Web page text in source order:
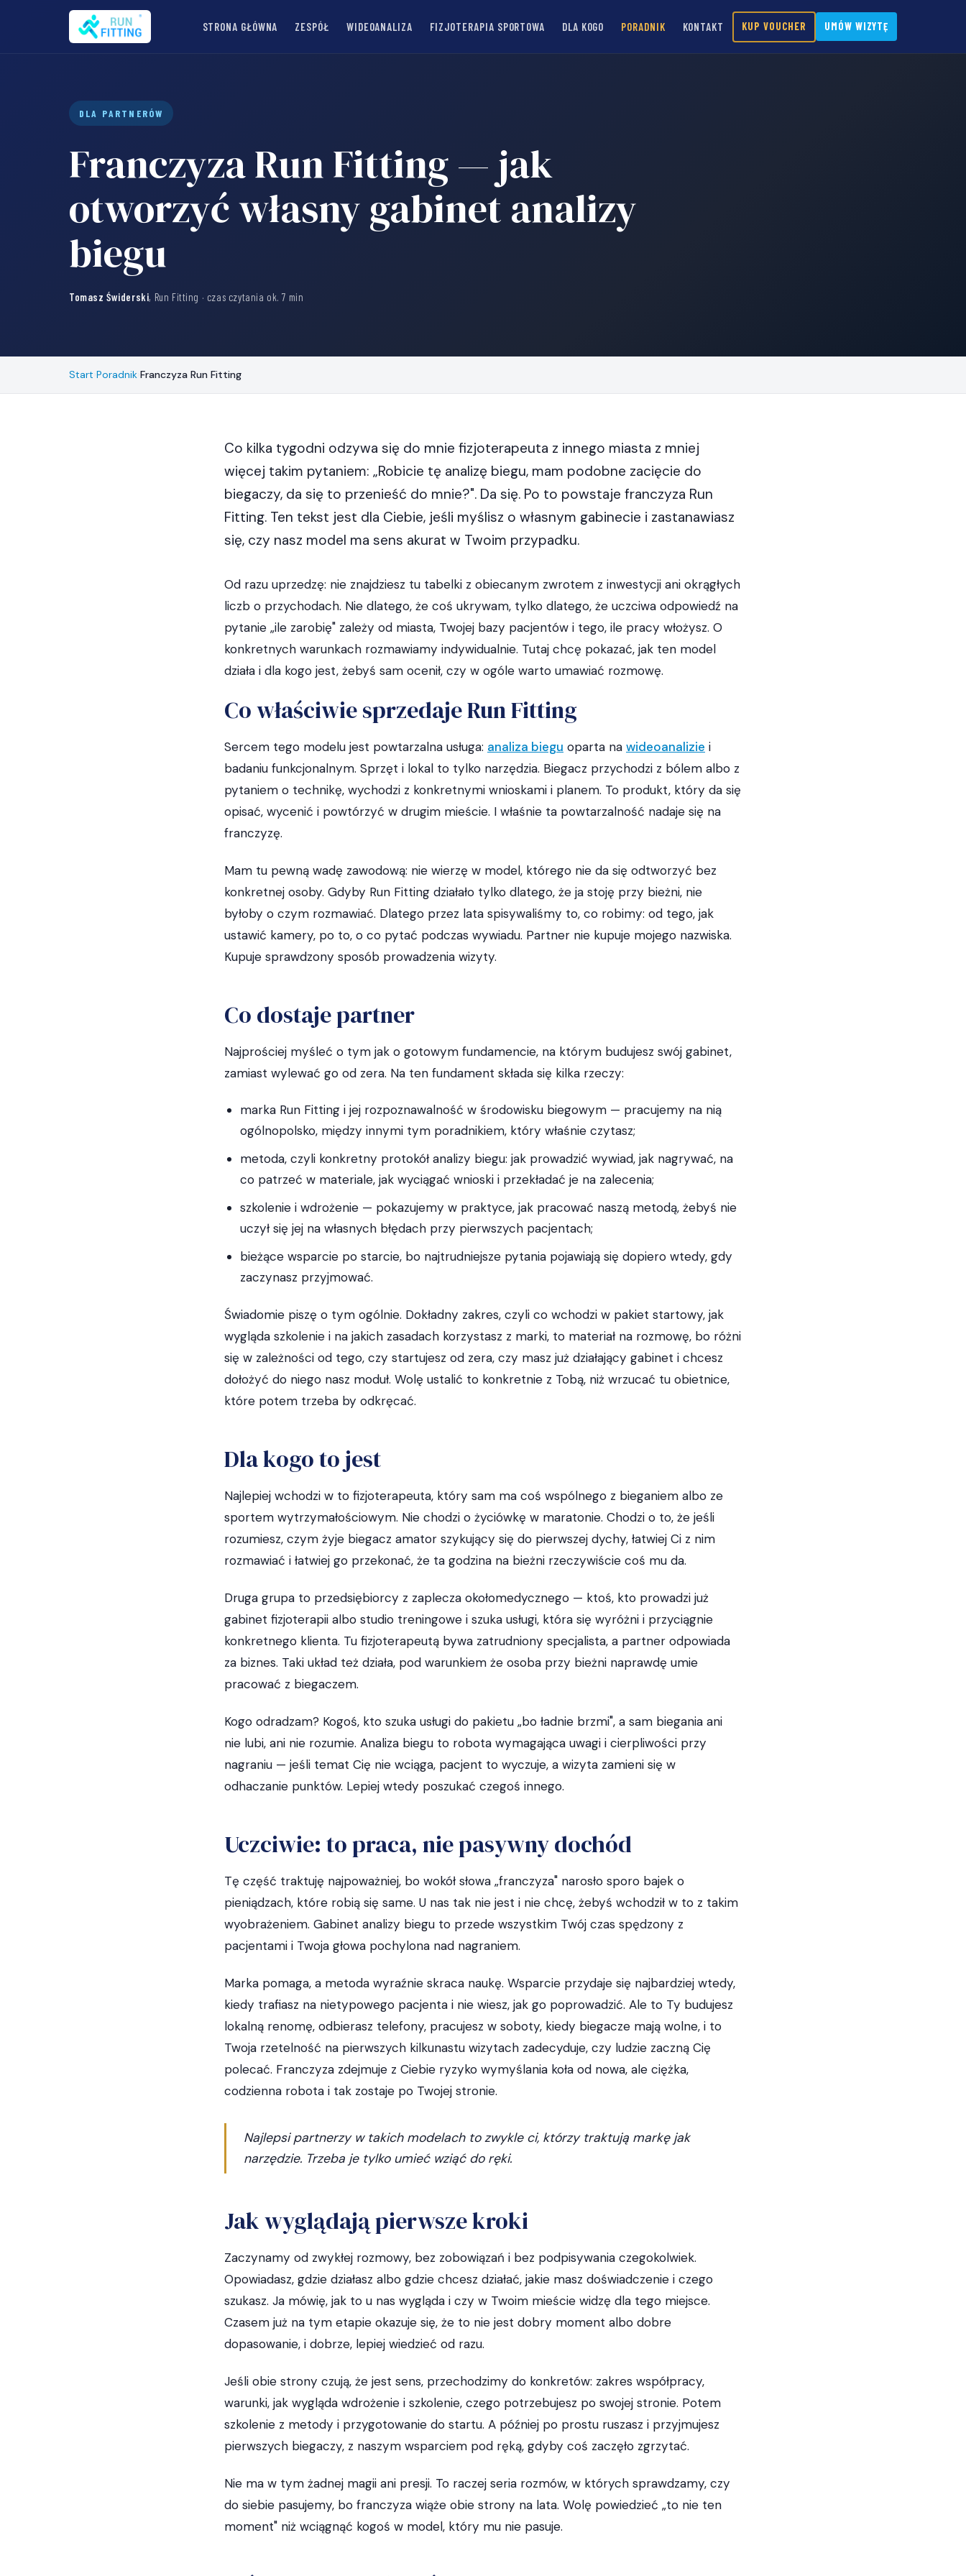
STRONA GŁÓWNA ZESPÓŁ WIDEOANALIZA FIZJOTERAPIA SPORTOWA DLA KOGO PORADNIK KONTAKT KUP VOUCHER UMÓW WIZYTĘ
DLA PARTNERÓW
Franczyza Run Fitting — jak
otworzyć własny gabinet analizy
biegu
Tomasz Świderski, Run Fitting · czas czytania ok. 7 min
Start Poradnik Franczyza Run Fitting
Co kilka tygodni odzywa się do mnie fizjoterapeuta z innego miasta z mniej
więcej takim pytaniem: „Robicie tę analizę biegu, mam podobne zacięcie do
biegaczy, da się to przenieść do mnie?". Da się. Po to powstaje franczyza Run
Fitting. Ten tekst jest dla Ciebie, jeśli myślisz o własnym gabinecie i zastanawiasz
się, czy nasz model ma sens akurat w Twoim przypadku.
Od razu uprzedzę: nie znajdziesz tu tabelki z obiecanym zwrotem z inwestycji ani okrągłych
liczb o przychodach. Nie dlatego, że coś ukrywam, tylko dlatego, że uczciwa odpowiedź na
pytanie „ile zarobię" zależy od miasta, Twojej bazy pacjentów i tego, ile pracy włożysz. O
konkretnych warunkach rozmawiamy indywidualnie. Tutaj chcę pokazać, jak ten model
działa i dla kogo jest, żebyś sam ocenił, czy w ogóle warto umawiać rozmowę.
Co właściwie sprzedaje Run Fitting
Sercem tego modelu jest powtarzalna usługa: analiza biegu oparta na wideoanalizie i
badaniu funkcjonalnym. Sprzęt i lokal to tylko narzędzia. Biegacz przychodzi z bólem albo z
pytaniem o technikę, wychodzi z konkretnymi wnioskami i planem. To produkt, który da się
opisać, wycenić i powtórzyć w drugim mieście. I właśnie ta powtarzalność nadaje się na
franczyzę.
Mam tu pewną wadę zawodową: nie wierzę w model, którego nie da się odtworzyć bez
konkretnej osoby. Gdyby Run Fitting działało tylko dlatego, że ja stoję przy bieżni, nie
byłoby o czym rozmawiać. Dlatego przez lata spisywaliśmy to, co robimy: od tego, jak
ustawić kamery, po to, o co pytać podczas wywiadu. Partner nie kupuje mojego nazwiska.
Kupuje sprawdzony sposób prowadzenia wizyty.
Co dostaje partner
Najprościej myśleć o tym jak o gotowym fundamencie, na którym budujesz swój gabinet,
zamiast wylewać go od zera. Na ten fundament składa się kilka rzeczy:
marka Run Fitting i jej rozpoznawalność w środowisku biegowym — pracujemy na nią
ogólnopolsko, między innymi tym poradnikiem, który właśnie czytasz;
metoda, czyli konkretny protokół analizy biegu: jak prowadzić wywiad, jak nagrywać, na
co patrzeć w materiale, jak wyciągać wnioski i przekładać je na zalecenia;
szkolenie i wdrożenie — pokazujemy w praktyce, jak pracować naszą metodą, żebyś nie
uczył się jej na własnych błędach przy pierwszych pacjentach;
bieżące wsparcie po starcie, bo najtrudniejsze pytania pojawiają się dopiero wtedy, gdy
zaczynasz przyjmować.
Świadomie piszę o tym ogólnie. Dokładny zakres, czyli co wchodzi w pakiet startowy, jak
wygląda szkolenie i na jakich zasadach korzystasz z marki, to materiał na rozmowę, bo różni
się w zależności od tego, czy startujesz od zera, czy masz już działający gabinet i chcesz
dołożyć do niego nasz moduł. Wolę ustalić to konkretnie z Tobą, niż wrzucać tu obietnice,
które potem trzeba by odkręcać.
Dla kogo to jest
Najlepiej wchodzi w to fizjoterapeuta, który sam ma coś wspólnego z bieganiem albo ze
sportem wytrzymałościowym. Nie chodzi o życiówkę w maratonie. Chodzi o to, że jeśli
rozumiesz, czym żyje biegacz amator szykujący się do pierwszej dychy, łatwiej Ci z nim
rozmawiać i łatwiej go przekonać, że ta godzina na bieżni rzeczywiście coś mu da.
Druga grupa to przedsiębiorcy z zaplecza okołomedycznego — ktoś, kto prowadzi już
gabinet fizjoterapii albo studio treningowe i szuka usługi, która się wyróżni i przyciągnie
konkretnego klienta. Tu fizjoterapeutą bywa zatrudniony specjalista, a partner odpowiada
za biznes. Taki układ też działa, pod warunkiem że osoba przy bieżni naprawdę umie
pracować z biegaczem.
Kogo odradzam? Kogoś, kto szuka usługi do pakietu „bo ładnie brzmi", a sam biegania ani
nie lubi, ani nie rozumie. Analiza biegu to robota wymagająca uwagi i cierpliwości przy
nagraniu — jeśli temat Cię nie wciąga, pacjent to wyczuje, a wizyta zamieni się w
odhaczanie punktów. Lepiej wtedy poszukać czegoś innego.
Uczciwie: to praca, nie pasywny dochód
Tę część traktuję najpoważniej, bo wokół słowa „franczyza" narosło sporo bajek o
pieniądzach, które robią się same. U nas tak nie jest i nie chcę, żebyś wchodził w to z takim
wyobrażeniem. Gabinet analizy biegu to przede wszystkim Twój czas spędzony z
pacjentami i Twoja głowa pochylona nad nagraniem.
Marka pomaga, a metoda wyraźnie skraca naukę. Wsparcie przydaje się najbardziej wtedy,
kiedy trafiasz na nietypowego pacjenta i nie wiesz, jak go poprowadzić. Ale to Ty budujesz
lokalną renomę, odbierasz telefony, pracujesz w soboty, kiedy biegacze mają wolne, i to
Twoja rzetelność na pierwszych kilkunastu wizytach zadecyduje, czy ludzie zaczną Cię
polecać. Franczyza zdejmuje z Ciebie ryzyko wymyślania koła od nowa, ale ciężka,
codzienna robota i tak zostaje po Twojej stronie.
Najlepsi partnerzy w takich modelach to zwykle ci, którzy traktują markę jak
narzędzie. Trzeba je tylko umieć wziąć do ręki.
Jak wyglądają pierwsze kroki
Zaczynamy od zwykłej rozmowy, bez zobowiązań i bez podpisywania czegokolwiek.
Opowiadasz, gdzie działasz albo gdzie chcesz działać, jakie masz doświadczenie i czego
szukasz. Ja mówię, jak to u nas wygląda i czy w Twoim mieście widzę dla tego miejsce.
Czasem już na tym etapie okazuje się, że to nie jest dobry moment albo dobre
dopasowanie, i dobrze, lepiej wiedzieć od razu.
Jeśli obie strony czują, że jest sens, przechodzimy do konkretów: zakres współpracy,
warunki, jak wygląda wdrożenie i szkolenie, czego potrzebujesz po swojej stronie. Potem
szkolenie z metody i przygotowanie do startu. A później po prostu ruszasz i przyjmujesz
pierwszych biegaczy, z naszym wsparciem pod ręką, gdyby coś zaczęło zgrzytać.
Nie ma w tym żadnej magii ani presji. To raczej seria rozmów, w których sprawdzamy, czy
do siebie pasujemy, bo franczyza wiąże obie strony na lata. Wolę powiedzieć „to nie ten
moment" niż wciągnąć kogoś w model, który mu nie pasuje.